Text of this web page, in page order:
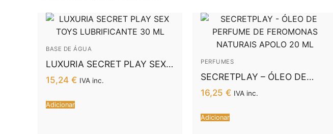
BASE DE ÁGUA
LUXURIA SECRET PLAY SEX
TOYS LUBRIFICANTE 30 ML
15,24 € IVA inc.
Adicionar
PERFUMES
SECRETPLAY – ÓLEO DE
PERFUME DE FEROMONAS
NATURAIS APOLO 20 ML
16,25 € IVA inc.
Adicionar